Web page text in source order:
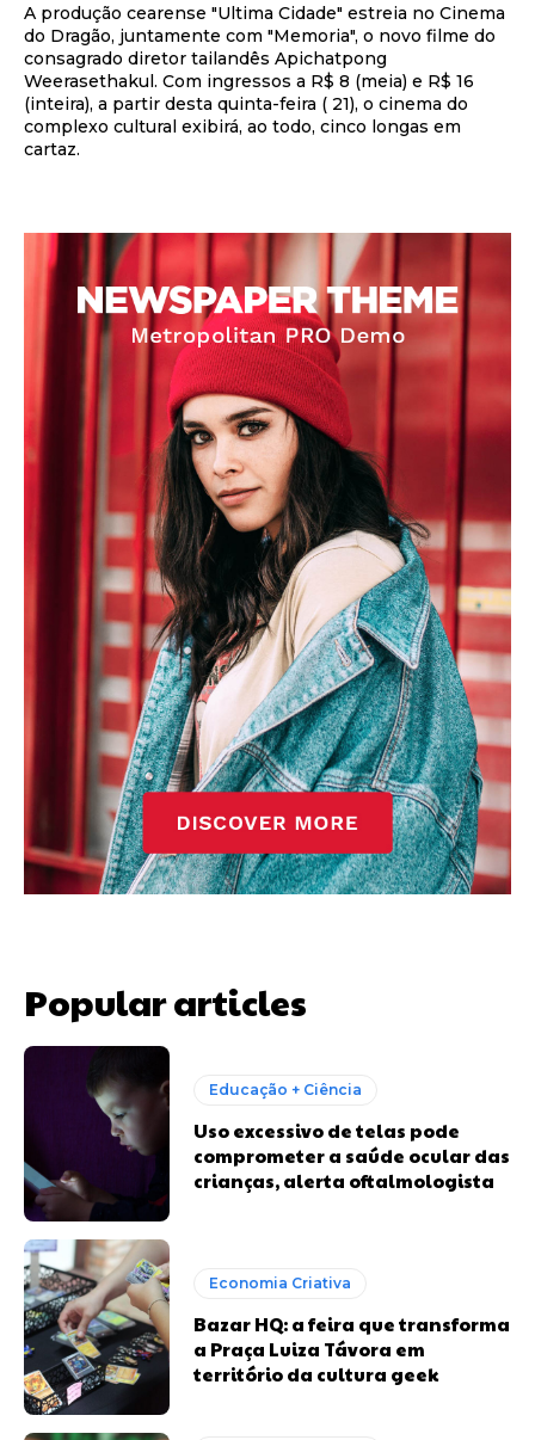
A produção cearense "Ultima Cidade" estreia no Cinema
do Dragão, juntamente com "Memoria", o novo filme do
consagrado diretor tailandês Apichatpong
Weerasethakul. Com ingressos a R$ 8 (meia) e R$ 16
(inteira), a partir desta quinta-feira ( 21), o cinema do
complexo cultural exibirá, ao todo, cinco longas em
cartaz.
Popular articles
Educação + Ciência
Uso excessivo de telas pode
comprometer a saúde ocular das
crianças, alerta oftalmologista
Economia Criativa
Bazar HQ: a feira que transforma
a Praça Luiza Távora em
território da cultura geek